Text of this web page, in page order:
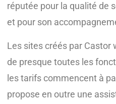
réputée pour la qualité de
et pour son
Les sites créés par
de presque toutes les
les tarifs commencent à
propose en outre une